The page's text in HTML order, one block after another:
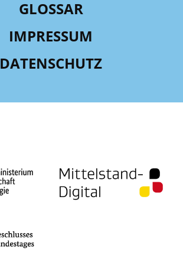
GLOSSAR
IMPRESSUM
DATENSCHUTZ